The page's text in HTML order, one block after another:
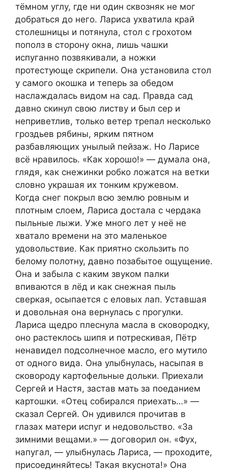
тёмном углу, где ни один сквозняк не мог
добраться до него. Лариса ухватила край
столешницы и потянула, стол с грохотом
пополз в сторону окна, лишь чашки
испуганно позвякивали, а ножки
протестующе скрипели. Она установила стол
у самого окошка и теперь за обедом
наслаждалась видом на сад. Правда сад
давно скинул свою листву и был сер и
неприветлив, только ветер трепал несколько
гроздьев рябины, ярким пятном
разбавляющих унылый пейзаж. Но Ларисе
всё нравилось. «Как хорошо!» — думала она,
глядя, как снежинки робко ложатся на ветки
словно украшая их тонким кружевом.
Когда снег покрыл всю землю ровным и
плотным слоем, Лариса достала с чердака
пыльные лыжи. Уже много лет у неё не
хватало времени на это маленькое
удовольствие. Как приятно скользить по
белому полотну, давно позабытое ощущение.
Она и забыла с каким звуком палки
впиваются в лёд и как снежная пыль
сверкая, осыпается с еловых лап. Уставшая
и довольная она вернулась с прогулки.
Лариса щедро плеснула масла в сковородку,
оно растеклось шипя и потрескивая, Пётр
ненавидел подсолнечное масло, его мутило
от одного вида. Она улыбнулась, насыпая в
сковороду картофельные дольки. Приехали
Сергей и Настя, застав мать за поеданием
картошки. «Отец собирался приехать…» —
сказал Сергей. Он удивился прочитав в
глазах матери испуг и недовольство. «За
зимними вещами.» — договорил он. «Фух,
напугал, — улыбнулась Лариса, — проходите,
присоединяйтесь! Такая вкуснота!» Она